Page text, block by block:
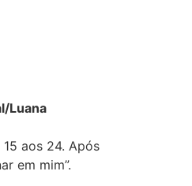
Luana
aos 24. Após
em mim”.